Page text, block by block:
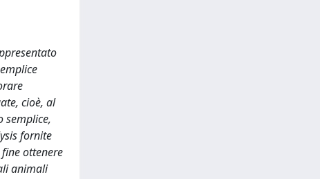
cioè, al
semplice,
fornite
ottenere
animali